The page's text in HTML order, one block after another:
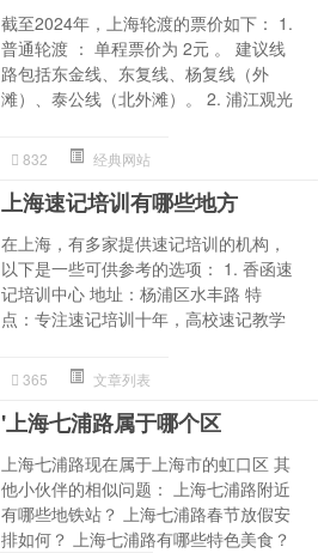
截至2024年，上海轮渡的票价如下： 1.
普通轮渡 ： 单程票价为 2元 。 建议线
路包括东金线、东复线、杨复线（外
滩）、泰公线（北外滩）。 2. 浦江观光
832 经典网站
上海速记培训有哪些地方
在上海，有多家提供速记培训的机构，
以下是一些可供参考的选项： 1. 香函速
记培训中心 地址：杨浦区水丰路 特
点：专注速记培训十年，高校速记教学
365 文章列表
'上海七浦路属于哪个区
上海七浦路现在属于上海市的虹口区 其
他小伙伴的相似问题： 上海七浦路附近
有哪些地铁站？ 上海七浦路春节放假安
排如何？ 上海七浦路有哪些特色美食？